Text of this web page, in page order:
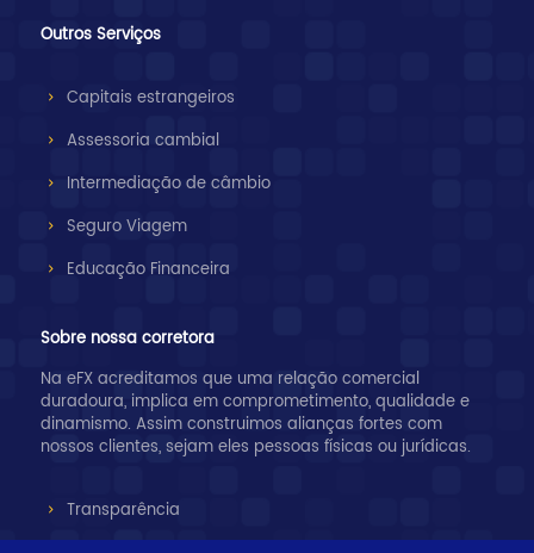
Outros Serviços
Capitais estrangeiros
Assessoria cambial
Intermediação de câmbio
Seguro Viagem
Educação Financeira
Sobre nossa corretora
Na eFX acreditamos que uma relação comercial
duradoura, implica em comprometimento, qualidade e
dinamismo. Assim construimos alianças fortes com
nossos clientes, sejam eles pessoas físicas ou jurídicas.
Transparência